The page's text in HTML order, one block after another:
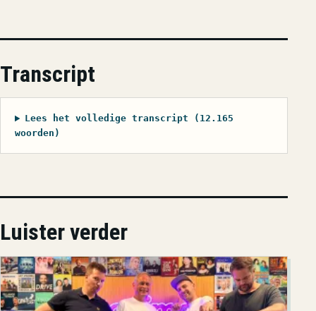
Transcript
Lees het volledige transcript (12.165
woorden)
Luister verder